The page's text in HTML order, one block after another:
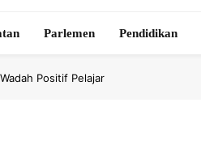
Parlemen Pendidikan
Positif Pelajar